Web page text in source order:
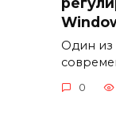
Один из
0